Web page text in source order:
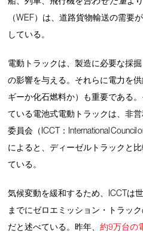
（WEF）は、道路貨物輸送の需要が
している。
電動トラックは、製造に必要な採
の影響を与える。それらに電力を
ギーか化石燃料か）も重要である
ている電池式電動トラックは、非
委員会（ICCT：International Council
によると、ディーゼルトラックと
ている。
気候変動を緩和するため、ICCTは
までにゼロエミッション・トラッ
だと述べている。昨年、約9万台の